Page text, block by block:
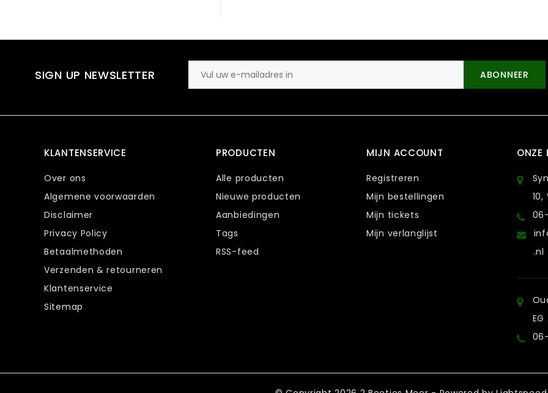
SIGN UP NEWSLETTER ABONNEER
KLANTENSERVICE
Over ons
Algemene voorwaarden
Disclaimer
Privacy Policy
Betaalmethoden
Verzenden & retourneren
Klantenservice
Sitemap
PRODUCTEN
Alle producten
Nieuwe producten
Aanbiedingen
Tags
RSS-feed
MIJN ACCOUNT
Registreren
Mijn bestellingen
Mijn tickets
Mijn verlanglijst
ONZE
.nl